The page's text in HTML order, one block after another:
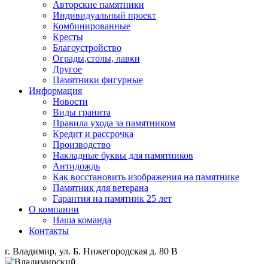
Авторские памятники
Индивидуальный проект
Комбинированные
Кресты
Благоустройство
Ограды,столы, лавки
Другое
Памятники фигурные
Информация
Новости
Виды гранита
Правила ухода за памятником
Кредит и рассрочка
Производство
Накладные буквы для памятников
Антидождь
Как восстановить изображения на памятнике
Памятник для ветерана
Гарантия на памятник 25 лет
О компании
Наша команда
Контакты
г. Владимир, ул. Б. Нижегородская д. 80 В